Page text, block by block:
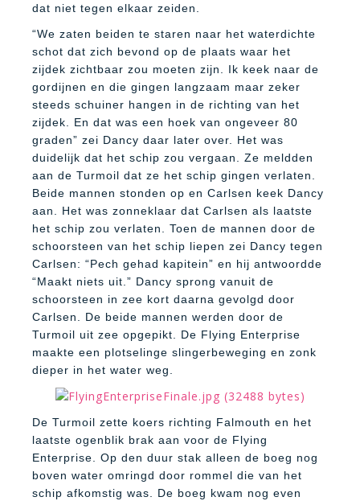
dat niet tegen elkaar zeiden.
“We zaten beiden te staren naar het waterdichte
schot dat zich bevond op de plaats waar het
zijdek zichtbaar zou moeten zijn. Ik keek naar de
gordijnen en die gingen langzaam maar zeker
steeds schuiner hangen in de richting van het
zijdek. En dat was een hoek van ongeveer 80
graden” zei Dancy daar later over. Het was
duidelijk dat het schip zou vergaan. Ze meldden
aan de Turmoil dat ze het schip gingen verlaten.
Beide mannen stonden op en Carlsen keek Dancy
aan. Het was zonneklaar dat Carlsen als laatste
het schip zou verlaten. Toen de mannen door de
schoorsteen van het schip liepen zei Dancy tegen
Carlsen: “Pech gehad kapitein” en hij antwoordde
“Maakt niets uit.” Dancy sprong vanuit de
schoorsteen in zee kort daarna gevolgd door
Carlsen. De beide mannen werden door de
Turmoil uit zee opgepikt. De Flying Enterprise
maakte een plotselinge slingerbeweging en zonk
dieper in het water weg.
De Turmoil zette koers richting Falmouth en het
laatste ogenblik brak aan voor de Flying
Enterprise. Op den duur stak alleen de boeg nog
boven water omringd door rommel die van het
schip afkomstig was. De boeg kwam nog even